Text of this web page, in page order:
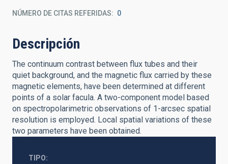
NÚMERO DE CITAS REFERIDAS 0
Descripción
The continuum contrast between flux tubes and their
quiet background, and the magnetic flux carried by these
magnetic elements, have been determined at different
points of a solar facula. A two-component model based
on spectropolarimetric observations of 1-arcsec spatial
resolution is employed. Local spatial variations of these
two parameters have been obtained.
TIPO